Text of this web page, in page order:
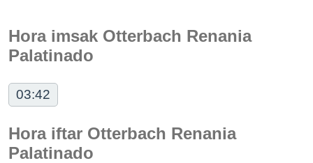
Hora imsak Otterbach Renania
Palatinado
03:42
Hora iftar Otterbach Renania
Palatinado